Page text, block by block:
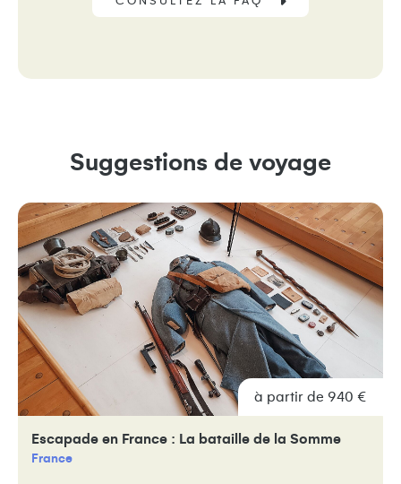
Suggestions de voyage
à partir de 940 €
Escapade en France : La bataille de la Somme
France